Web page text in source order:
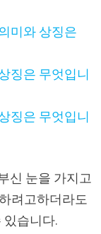
미와 상징은
징은 무엇입니
징은 무엇입니
신 눈을 가지고
려고하더라도
있습니다.